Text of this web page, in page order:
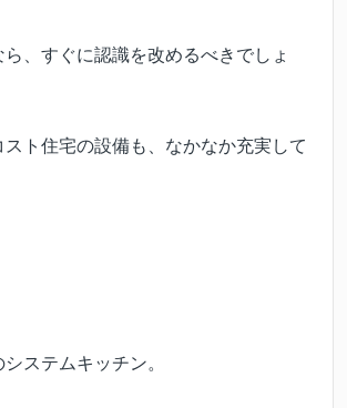
ら、すぐに認識を改めるべきでしょ
ト住宅の設備も、なかなか充実して
システムキッチン。